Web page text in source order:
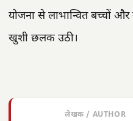
योजना से लाभान्वित बच्चों
खुशी छलक उठी।
लेखक / AUTHOR